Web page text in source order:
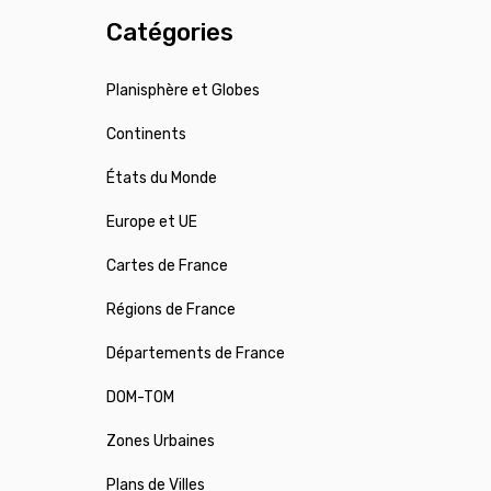
Catégories
Planisphère et Globes
Continents
États du Monde
Europe et UE
Cartes de France
Régions de France
Départements de France
DOM-TOM
Zones Urbaines
Plans de Villes